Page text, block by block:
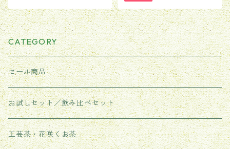
CATEGORY
セール商品
お試しセット／飲み比べセット
工芸茶・花咲くお茶